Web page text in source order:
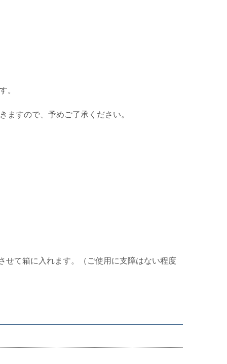
。
すので、予めご了承ください。
せて箱に入れます。（ご使用に支障はない程度